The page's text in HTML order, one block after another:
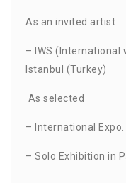
As an invited artist
– IWS (International
Istanbul (Turkey)
As selected
– International
– Solo Exhibition in